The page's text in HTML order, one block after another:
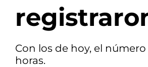
Con los de hoy, el
horas.